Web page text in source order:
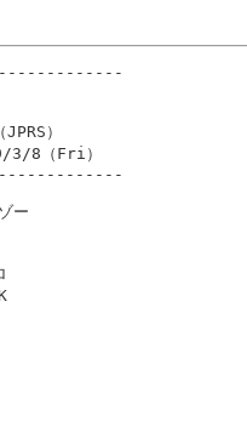
）
8（Fri）
ー